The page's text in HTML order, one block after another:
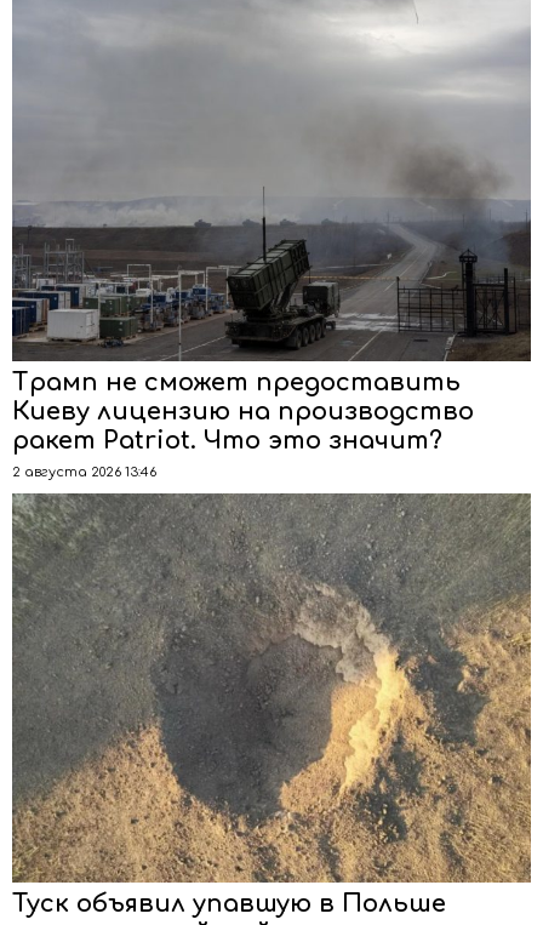
Трамп не сможет предоставить
Киеву лицензию на производство
ракет Patriot. Что это значит?
2 августа 2026 13:46
Туск объявил упавшую в Польше